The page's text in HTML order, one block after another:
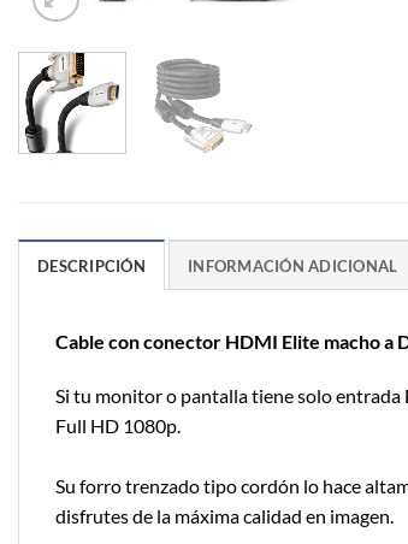
DESCRIPCIÓN INFORMACIÓN ADICIONAL
Cable con conector HDMI Elite macho a
Si tu monitor o pantalla tiene solo entrada
Full HD 1080p.
Su forro trenzado tipo cordón lo hace
disfrutes de la máxima calidad en imagen.